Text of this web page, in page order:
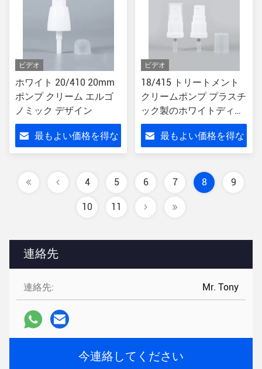
連絡先
連絡先: Mr. Tony
今連絡してください
ビデオ
ホワイト 20/410 20mm
ポンプ クリーム エルゴ
ノミック デザイン
最もよい価格を得な
ビデオ
18/415 トリートメント
クリームポンプ プラスチ
ック製のホワイトディス
ペンサー 18mm ボトル
用
最もよい価格を得な
4 5 6 7 8 9
10 11